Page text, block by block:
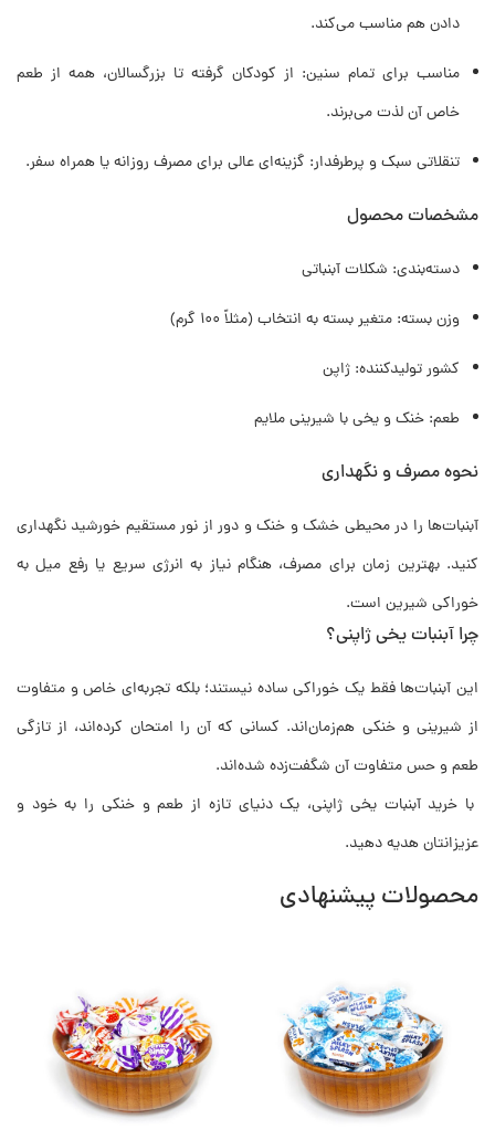
دادن هم مناسب می‌کند.
مناسب برای تمام سنین: از کودکان گرفته تا بزرگسالان، همه از طعم
خاص آن لذت می‌برند.
تنقلاتی سبک و پرطرفدار: گزینه‌ای عالی برای مصرف روزانه یا همراه سفر.
مشخصات محصول
دسته‌بندی: شکلات آبنباتی
وزن بسته: متغیر بسته به انتخاب (مثلاً ۱۰۰ گرم)
کشور تولیدکننده: ژاپن
طعم: خنک و یخی با شیرینی ملایم
نحوه مصرف و نگهداری
آبنبات‌ها را در محیطی خشک و خنک و دور از نور مستقیم خورشید نگهداری
کنید. بهترین زمان برای مصرف، هنگام نیاز به انرژی سریع یا رفع میل به
خوراکی شیرین است.
چرا آبنبات یخی ژاپنی؟
این آبنبات‌ها فقط یک خوراکی ساده نیستند؛ بلکه تجربه‌ای خاص و متفاوت
از شیرینی و خنکی هم‌زمان‌اند. کسانی که آن را امتحان کرده‌اند، از تازگی
طعم و حس متفاوت آن شگفت‌زده شده‌اند.
با خرید آبنبات یخی ژاپنی، یک دنیای تازه از طعم و خنکی را به خود و
عزیزانتان هدیه دهید.
محصولات پیشنهادی